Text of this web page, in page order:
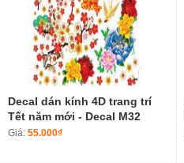
Decal dán kính 4D trang trí
Tết năm mới - Decal M32
Giá: 55.000₫